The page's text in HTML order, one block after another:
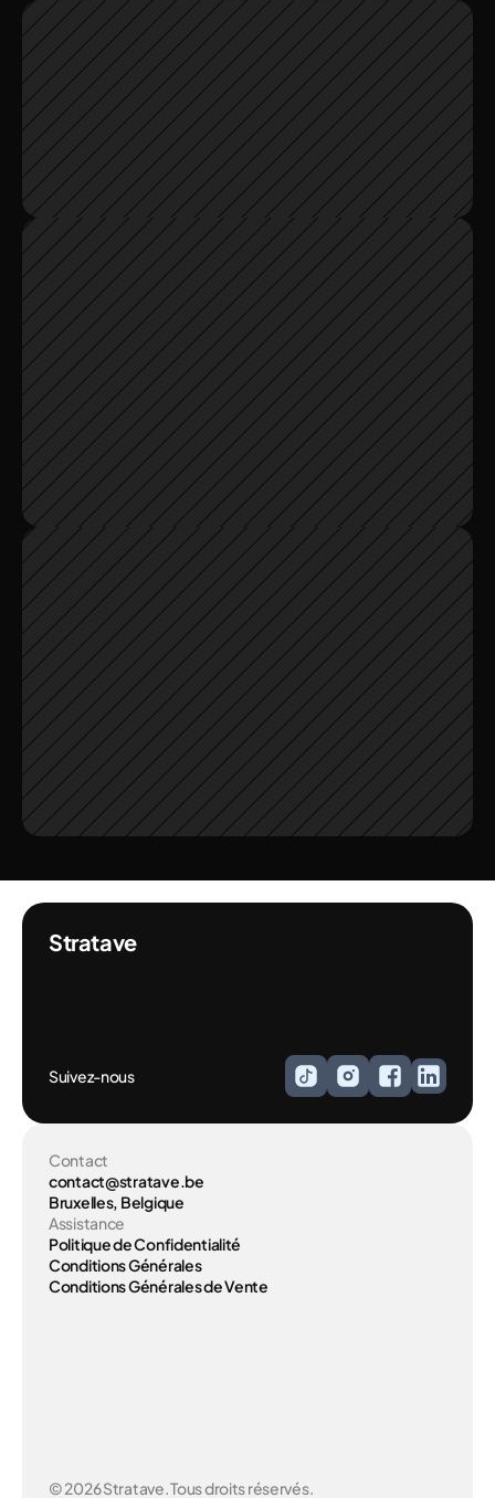
Stratave
Suivez-nous
Contact
contact@stratave.be
Bruxelles, Belgique
Assistance
Politique de Confidentialité
Conditions Générales
Conditions Générales de Vente
© 2026 Stratave. Tous droits réservés.